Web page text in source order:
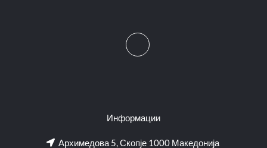
Информации
Архимедова 5, Скопје 1000 Македонија